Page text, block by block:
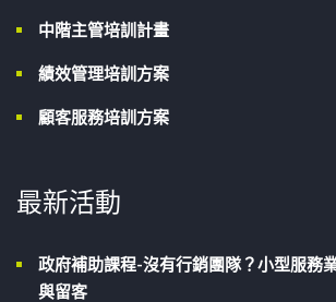
中階主管培訓計畫
績效管理培訓方案
顧客服務培訓方案
最新活動
政府補助課程-沒有行銷團隊？小型服務
與留客